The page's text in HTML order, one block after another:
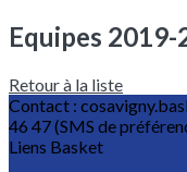
Equipes 2019-
Retour à la liste
Contact :
46 47 (SMS de
Liens Basket